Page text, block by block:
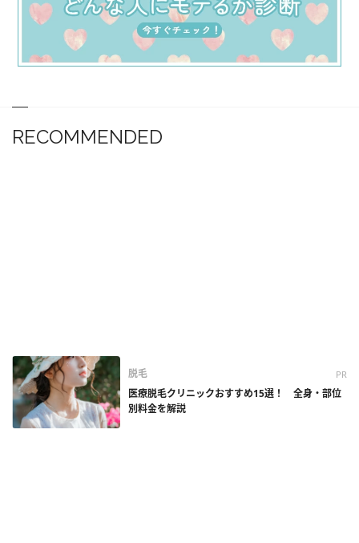
RECOMMENDED
脱毛 PR
医療脱毛クリニックおすすめ15選！ 全身・部位
別料金を解説